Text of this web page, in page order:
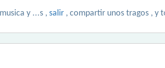
y ...s , salir , compartir unos tragos , y